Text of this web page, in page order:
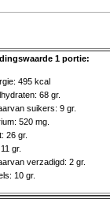
1 portie:
495 kcal
68 gr.
suikers: 9 gr.
520 mg.
26 gr.
gr.
verzadigd: 2 gr.
10 gr.